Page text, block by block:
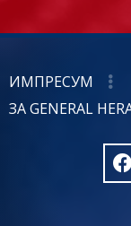
ИМПРЕСУМ
ЗА GENERAL